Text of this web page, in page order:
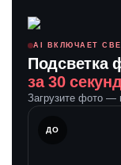
AI ВКЛЮЧАЕТ
Подсветка
за 30
Загрузите фото —
ДО